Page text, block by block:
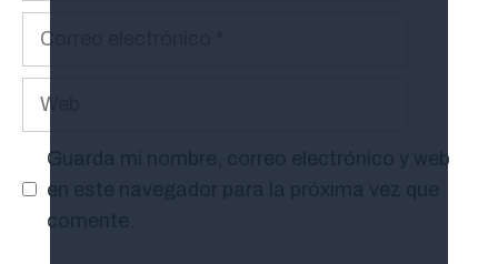
Correo
Web
Guarda mi nombre, correo electrónico y web
en este navegador para la próxima vez que
comente.